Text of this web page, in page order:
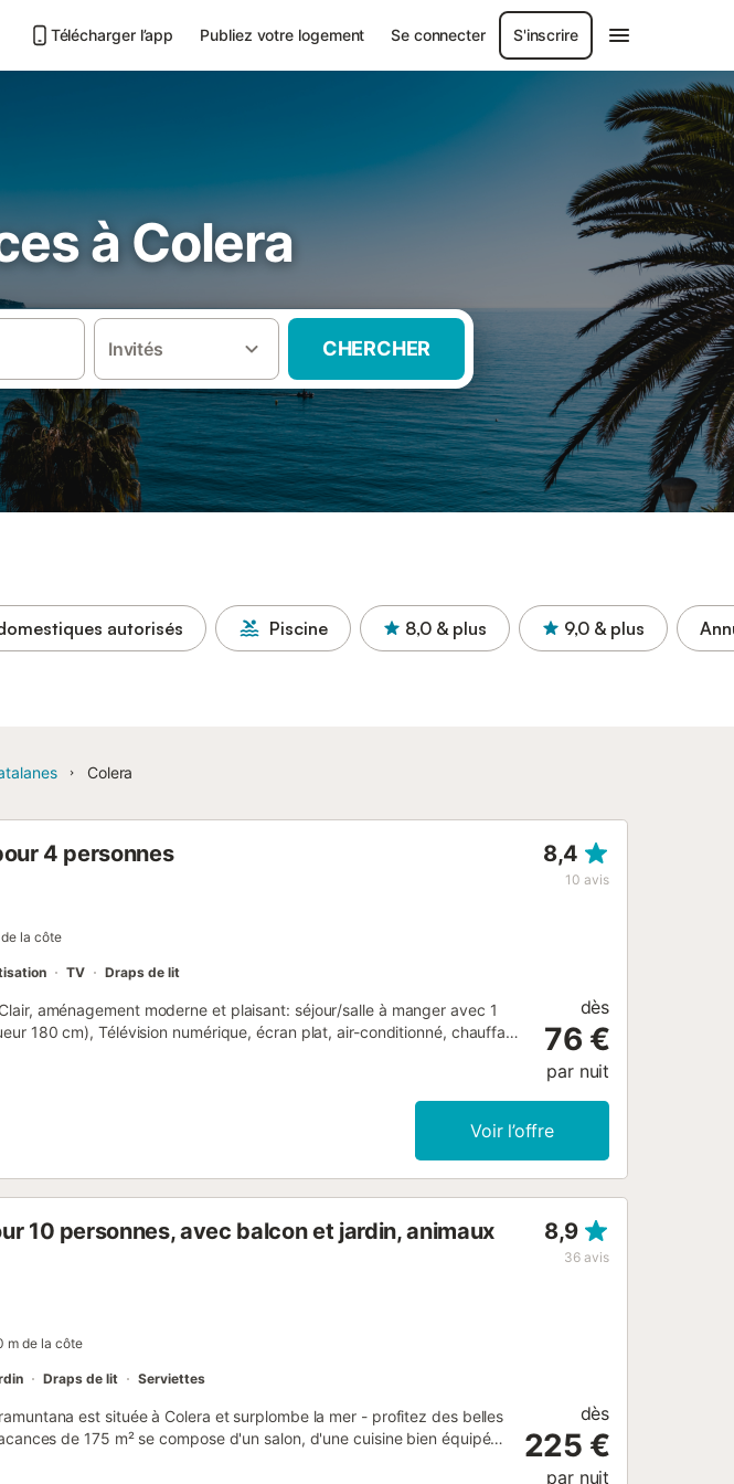
Télécharger l’app Publiez votre logement Se connecter S'inscrire
à Colera
Invités CHERCHER
autorisés Piscine 8,0 & plus 9,0 & plus
Colera
4 personnes 8,4
10 avis
la côte
TV Draps de lit
aménagement moderne et plaisant: séjour/salle à manger avec 1
180 cm), Télévision numérique, écran plat, air-conditionné, chauffage
Cuisine ouverte (four, lave-vaisselle, 3 plaques vitrocéramiques, micro-
Capsules pour machine à café (Tassimo (Bosch)). Bain/bidet/WC.
linge. Place de parking No 12 (couvert). Veuillez noter: TV seulement
dès
76 €
par nuit
Voir l’offre
10 personnes, avec balcon et jardin, animaux
8,9
36 avis
m de la côte
Draps de lit Serviettes
est située à Colera et surplombe la mer - profitez des belles
de 175 m² se compose d'un salon, d'une cuisine bien équipée,
dès
225 €
par nuit